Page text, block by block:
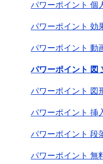
パワーポイント 個
パワーポイント 効
パワーポイント 動
パワーポイント 図
パワーポイント 図
パワーポイント 挿
パワーポイント 段
パワーポイント 無